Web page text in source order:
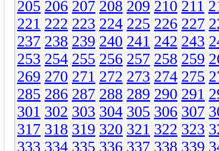
205 206 207 208 209 210 211
221 222 223 224 225 226 227
237 238 239 240 241 242 243
253 254 255 256 257 258 259
269 270 271 272 273 274 275
285 286 287 288 289 290 291
301 302 303 304 305 306 307
317 318 319 320 321 322 323
333 334 335 336 337 338 339